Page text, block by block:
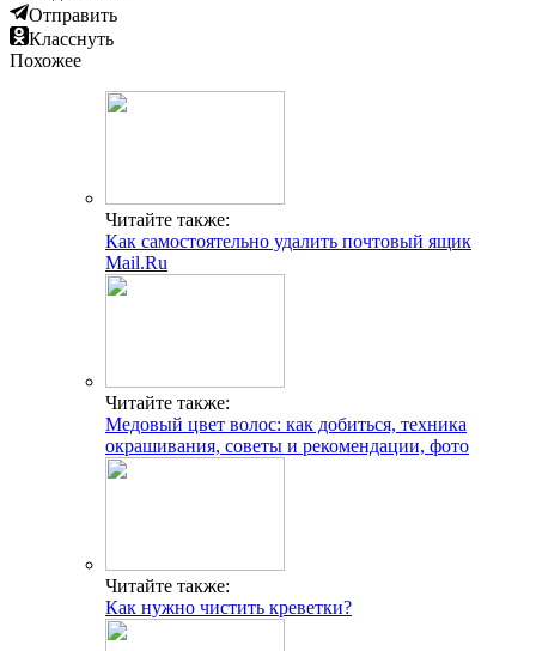
Отправить
Класснуть
Похожее
Читайте также:
Как самостоятельно удалить почтовый ящик
Mail.Ru
Читайте также:
Медовый цвет волос: как добиться, техника
окрашивания, советы и рекомендации, фото
Читайте также:
Как нужно чистить креветки?